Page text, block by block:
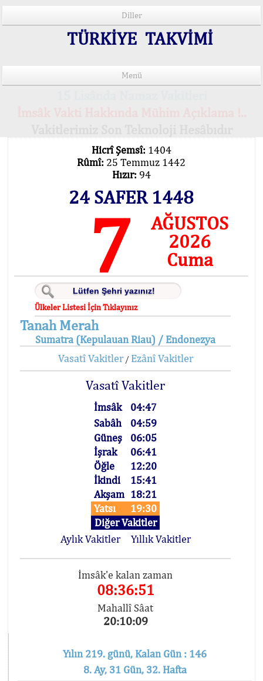
Diller
TÜRKİYE TAKVİMİ
Menü
Hicrî Şemsî: 1404
Rûmî: 25 Temmuz 1442
Hızır: 94
24 SAFER 1448
7
AĞUSTOS
2026
Cuma
Ülkeler Listesi İçin Tıklayınız
Tanah Merah
Sumatra (Kepulauan Riau) / Endonezya
Vasatî Vakitler/ Ezânî Vakitler
Vasatî Vakitler
İmsâk
04:47
Sabâh
04:59
Güneş
06:05
İşrak
06:41
Öğle
12:20
İkindi
15:41
Akşam 18:21
Yatsı
19:30
Diğer Vakitler
Aylık Vakitler
Yıllık Vakitler
İmsâk'e kalan zaman
08:36:51
Mahallî Sâat
20:10:09
Yılın 219. günü, Kalan Gün : 146
8. Ay, 31 Gün, 32. Hafta